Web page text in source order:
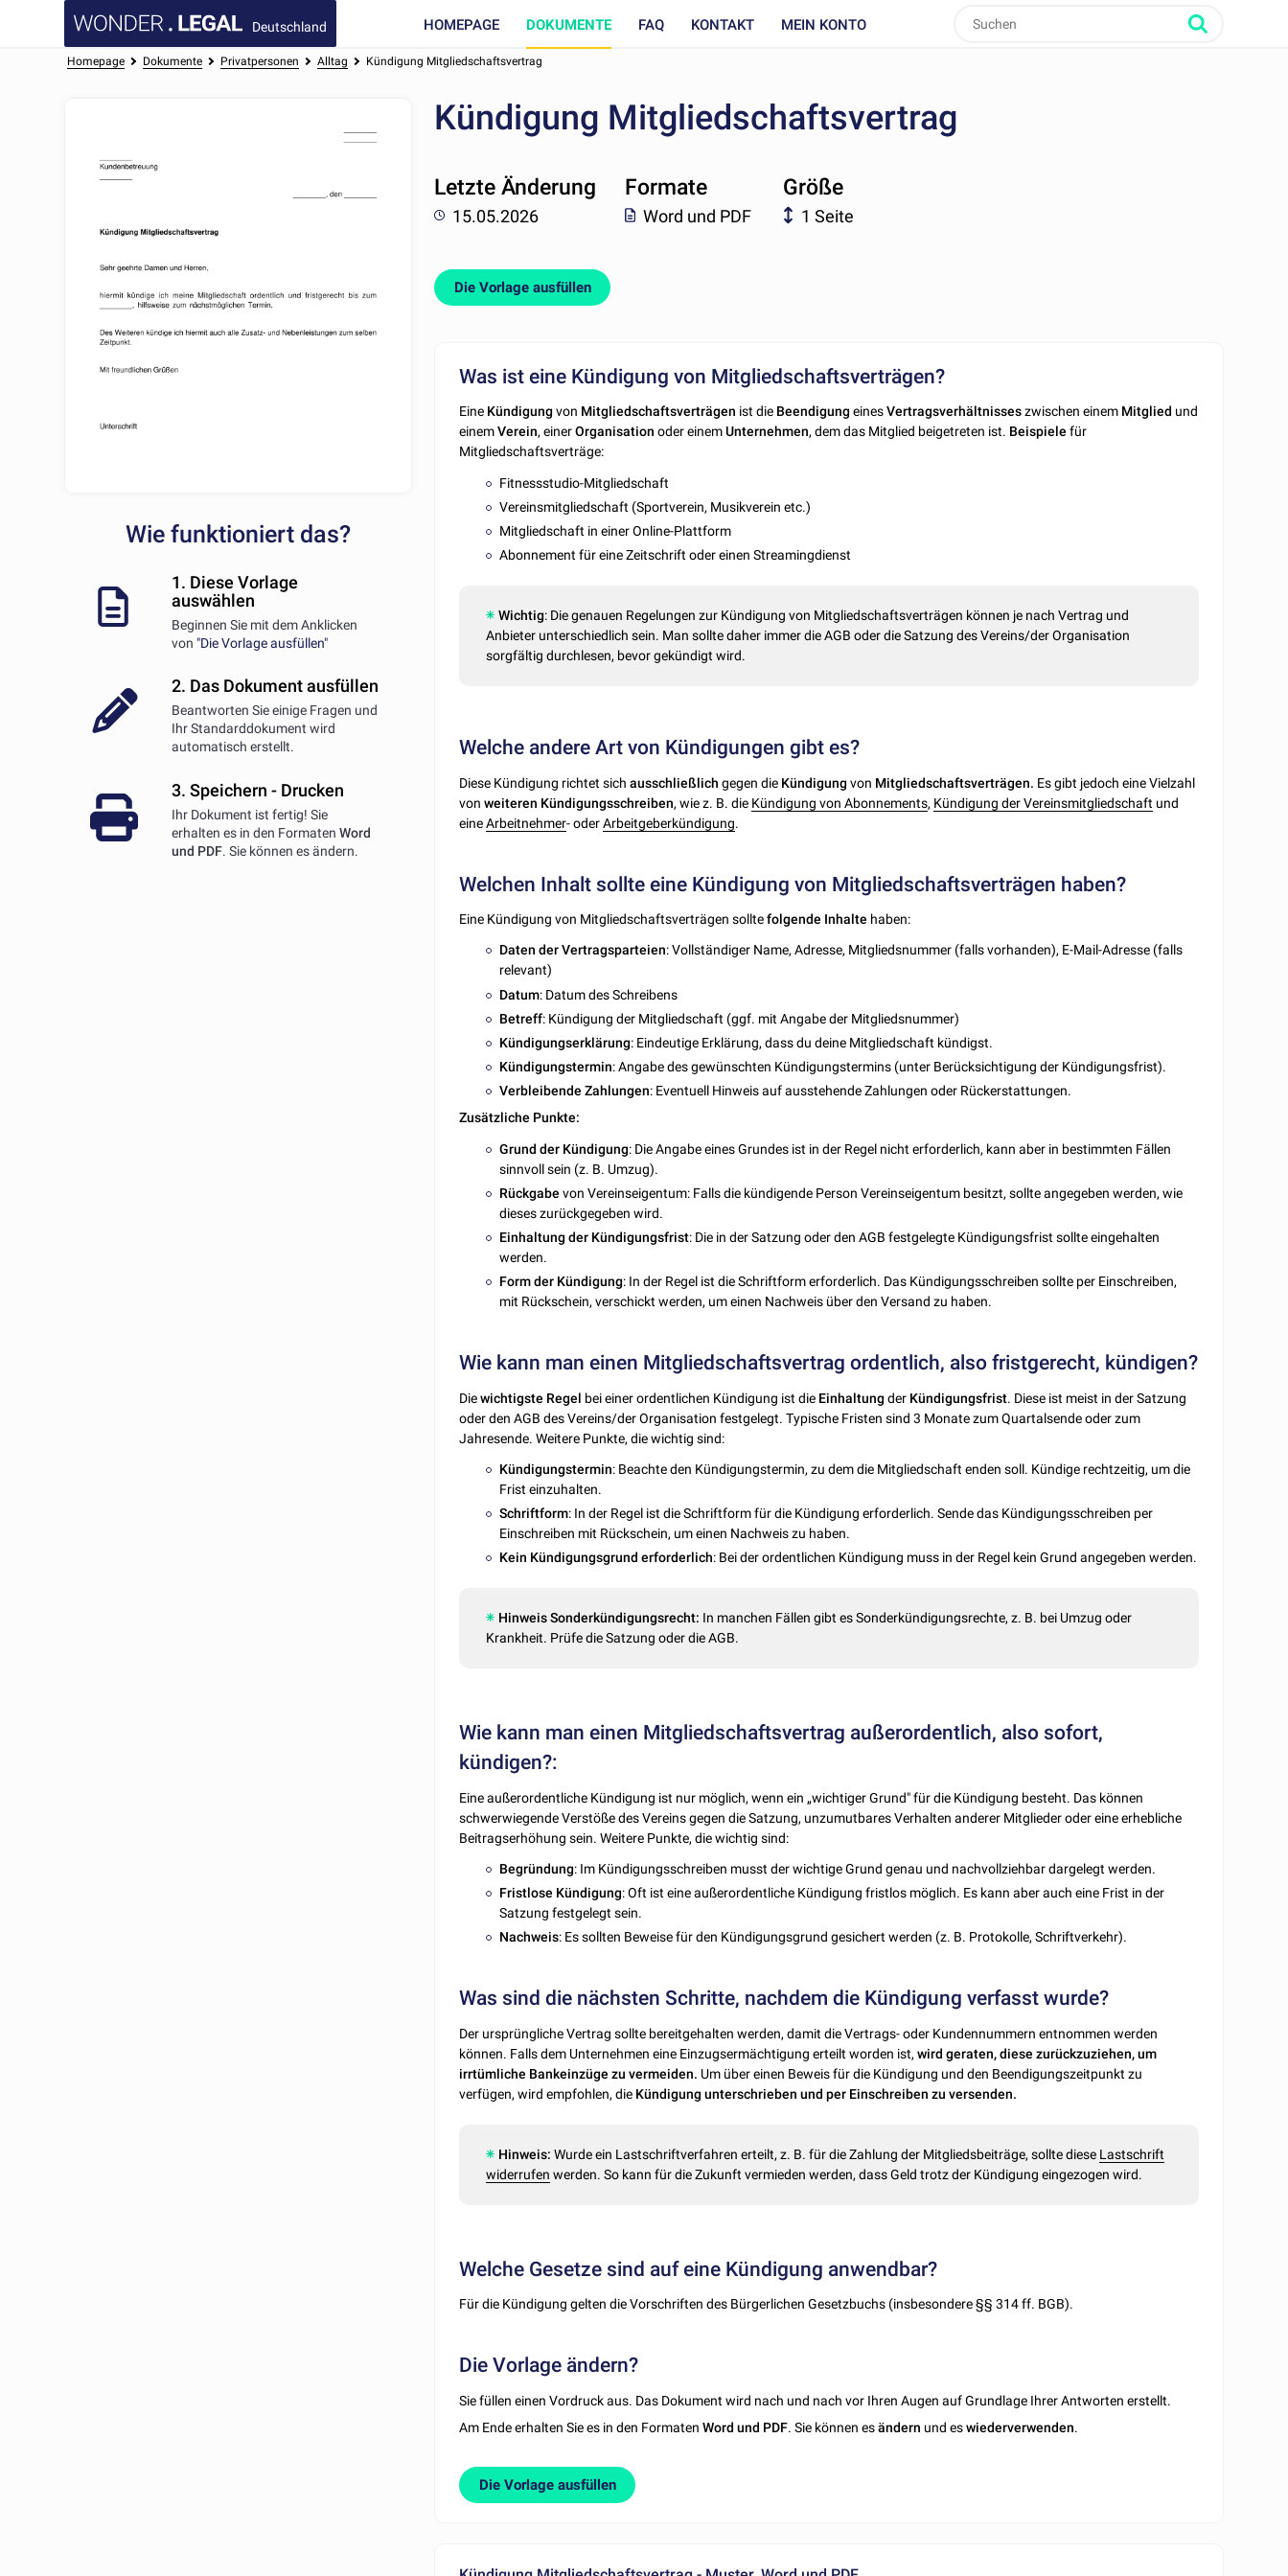
Deutschland HOMEPAGE DOKUMENTE FAQ KONTAKT MEIN KONTO
Homepage Dokumente Privatpersonen Alltag Kündigung Mitgliedschaftsvertrag
Wie funktioniert das?
1. Diese Vorlage
auswählen
Beginnen Sie mit dem Anklicken
von "Die Vorlage ausfüllen"
2. Das Dokument ausfüllen
Beantworten Sie einige Fragen und
Ihr Standarddokument wird
automatisch erstellt.
3. Speichern - Drucken
Ihr Dokument ist fertig! Sie
erhalten es in den Formaten Word
und PDF. Sie können es ändern.
Kündigung Mitgliedschaftsvertrag
Letzte Änderung
15.05.2026
Formate
Word und PDF
Größe
1 Seite
Die Vorlage ausfüllen
Was ist eine Kündigung von Mitgliedschaftsverträgen?
Eine Kündigung von Mitgliedschaftsverträgen ist die Beendigung einesVertragsverhältnisseszwischen einem Mitglied und
einemVerein, einerOrganisation oder einemUnternehmen, dem das Mitglied beigetreten ist. Beispiele für
Mitgliedschaftsverträge:
Fitnessstudio-Mitgliedschaft
Vereinsmitgliedschaft (Sportverein, Musikverein etc.)
Mitgliedschaft in einer Online-Plattform
Abonnement für eine Zeitschrift oder einen Streamingdienst
Wichtig: Die genauen Regelungen zur Kündigung von Mitgliedschaftsverträgen können je nach Vertrag und
Anbieter unterschiedlich sein. Man sollte daher immer die AGB oder die Satzung des Vereins/der Organisation
sorgfältig durchlesen, bevor gekündigt wird.
Welche andere Art von Kündigungen gibt es?
Diese Kündigung richtet sichausschließlich gegen die Kündigung von Mitgliedschaftsverträgen. Es gibt jedoch eine Vielzahl
vonweiteren Kündigungsschreiben, wie z. B. die Kündigung von Abonnements, Kündigung der Vereinsmitgliedschaft und
eineArbeitnehmer- oderArbeitgeberkündigung.
Welchen Inhalt sollte eine Kündigung von Mitgliedschaftsverträgen haben?
Eine Kündigung von Mitgliedschaftsverträgen solltefolgende Inhalte haben:
Daten derVertragsparteien: Vollständiger Name, Adresse, Mitgliedsnummer (falls vorhanden), E-Mail-Adresse (falls
relevant)
Datum: Datum des Schreibens
Betreff: Kündigung der Mitgliedschaft (ggf. mit Angabe der Mitgliedsnummer)
Kündigungserklärung: Eindeutige Erklärung, dass du deine Mitgliedschaft kündigst.
Kündigungstermin: Angabe des gewünschten Kündigungstermins (unter Berücksichtigung der Kündigungsfrist).
Verbleibende Zahlungen: Eventuell Hinweis auf ausstehende Zahlungen oder Rückerstattungen.
Zusätzliche Punkte:
Grund der Kündigung: Die Angabe eines Grundes ist in der Regel nicht erforderlich, kann aber in bestimmten Fällen
sinnvoll sein (z. B. Umzug).
Rückgabe von Vereinseigentum: Falls die kündigende Person Vereinseigentum besitzt, sollte angegeben werden, wie
dieses zurückgegeben wird.
Einhaltung der Kündigungsfrist: Die in der Satzung oder den AGB festgelegte Kündigungsfrist sollte eingehalten
werden.
Form der Kündigung: In der Regel ist die Schriftform erforderlich. Das Kündigungsschreiben sollte per Einschreiben,
mit Rückschein, verschickt werden, um einen Nachweis über den Versand zu haben.
Wie kann man einen Mitgliedschaftsvertrag ordentlich, also fristgerecht, kündigen?
Diewichtigste Regel bei einer ordentlichen Kündigung ist die Einhaltung der Kündigungsfrist. Diese ist meist in der Satzung
oder den AGB des Vereins/der Organisation festgelegt. Typische Fristen sind 3 Monate zum Quartalsende oder zum
Jahresende. Weitere Punkte, die wichtig sind:
Kündigungstermin: Beachte den Kündigungstermin, zu dem die Mitgliedschaft enden soll. Kündige rechtzeitig, um die
Frist einzuhalten.
Schriftform: In der Regel ist die Schriftform für die Kündigung erforderlich. Sende das Kündigungsschreiben per
Einschreiben mit Rückschein, um einen Nachweis zu haben.
Kein Kündigungsgrund erforderlich: Bei der ordentlichen Kündigung muss in der Regel kein Grund angegeben werden.
Hinweis Sonderkündigungsrecht: In manchen Fällen gibt es Sonderkündigungsrechte, z. B. bei Umzug oder
Krankheit. Prüfe die Satzung oder die AGB.
Wie kann man einen Mitgliedschaftsvertrag außerordentlich, also sofort,
kündigen?:
Eine außerordentliche Kündigung ist nur möglich, wenn ein „wichtiger Grund" für die Kündigung besteht. Das können
schwerwiegende Verstöße des Vereins gegen die Satzung, unzumutbares Verhalten anderer Mitglieder oder eine erhebliche
Beitragserhöhung sein. Weitere Punkte, die wichtig sind:
Begründung: Im Kündigungsschreiben musst der wichtige Grund genau und nachvollziehbar dargelegt werden.
Fristlose Kündigung: Oft ist eine außerordentliche Kündigung fristlos möglich. Es kann aber auch eine Frist in der
Satzung festgelegt sein.
Nachweis: Es sollten Beweise für den Kündigungsgrund gesichert werden (z. B. Protokolle, Schriftverkehr).
Was sind die nächsten Schritte, nachdem die Kündigung verfasst wurde?
Der ursprüngliche Vertrag sollte bereitgehalten werden, damit die Vertrags- oder Kundennummern entnommen werden
können. Falls dem Unternehmen eine Einzugsermächtigung erteilt worden ist,wird geraten, diese zurückzuziehen, um
irrtümliche Bankeinzüge zu vermeiden. Um über einen Beweis für die Kündigung und den Beendigungszeitpunkt zu
verfügen, wird empfohlen, die Kündigung unterschrieben und per Einschreiben zu versenden.
Hinweis:Wurde ein Lastschriftverfahren erteilt, z. B. für die Zahlung der Mitgliedsbeiträge, sollte diese Lastschrift
widerrufen werden. So kann für die Zukunft vermieden werden, dass Geld trotz der Kündigung eingezogen wird.
Welche Gesetze sind auf eine Kündigung anwendbar?
Für die Kündigung gelten die Vorschriften des Bürgerlichen Gesetzbuchs (insbesondere §§ 314 ff. BGB).
Die Vorlage ändern?
Sie füllen einen Vordruck aus. Das Dokument wird nach und nach vor Ihren Augen auf Grundlage Ihrer Antworten erstellt.
Am Ende erhalten Sie es in den FormatenWord und PDF. Sie können esändern und eswiederverwenden.
Die Vorlage ausfüllen